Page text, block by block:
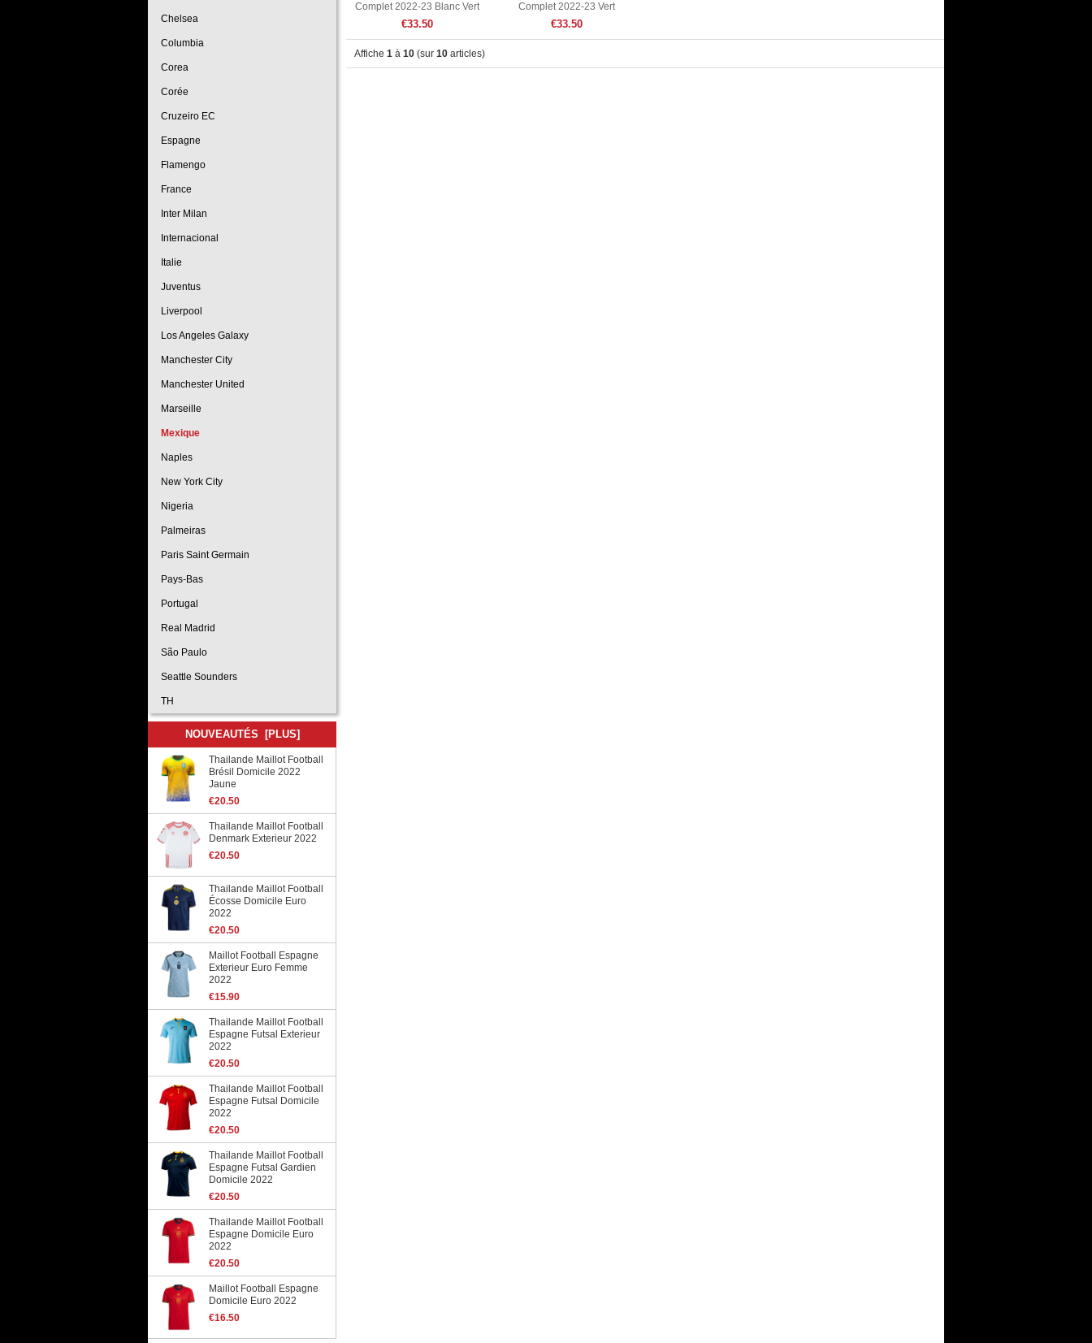
Chelsea
Columbia
Corea
Corée
Cruzeiro EC
Espagne
Flamengo
France
Inter Milan
Internacional
Italie
Juventus
Liverpool
Los Angeles Galaxy
Manchester City
Manchester United
Marseille
Mexique
Naples
New York City
Nigeria
Palmeiras
Paris Saint Germain
Pays-Bas
Portugal
Real Madrid
São Paulo
Seattle Sounders
TH
NOUVEAUTÉS [PLUS]
Thailande Maillot Football
Brésil Domicile 2022
Jaune
€20.50
Thailande Maillot Football
Denmark Exterieur 2022
€20.50
Thailande Maillot Football
Écosse Domicile Euro
2022
€20.50
Maillot Football Espagne
Exterieur Euro Femme
2022
€15.90
Thailande Maillot Football
Espagne Futsal Exterieur
2022
€20.50
Thailande Maillot Football
Espagne Futsal Domicile
2022
€20.50
Thailande Maillot Football
Espagne Futsal Gardien
Domicile 2022
€20.50
Thailande Maillot Football
Espagne Domicile Euro
2022
€20.50
Maillot Football Espagne
Domicile Euro 2022
€16.50
Complet 2022-23 Blanc Vert
€33.50
Complet 2022-23 Vert
€33.50
Affiche 1 à 10 (sur 10 articles)